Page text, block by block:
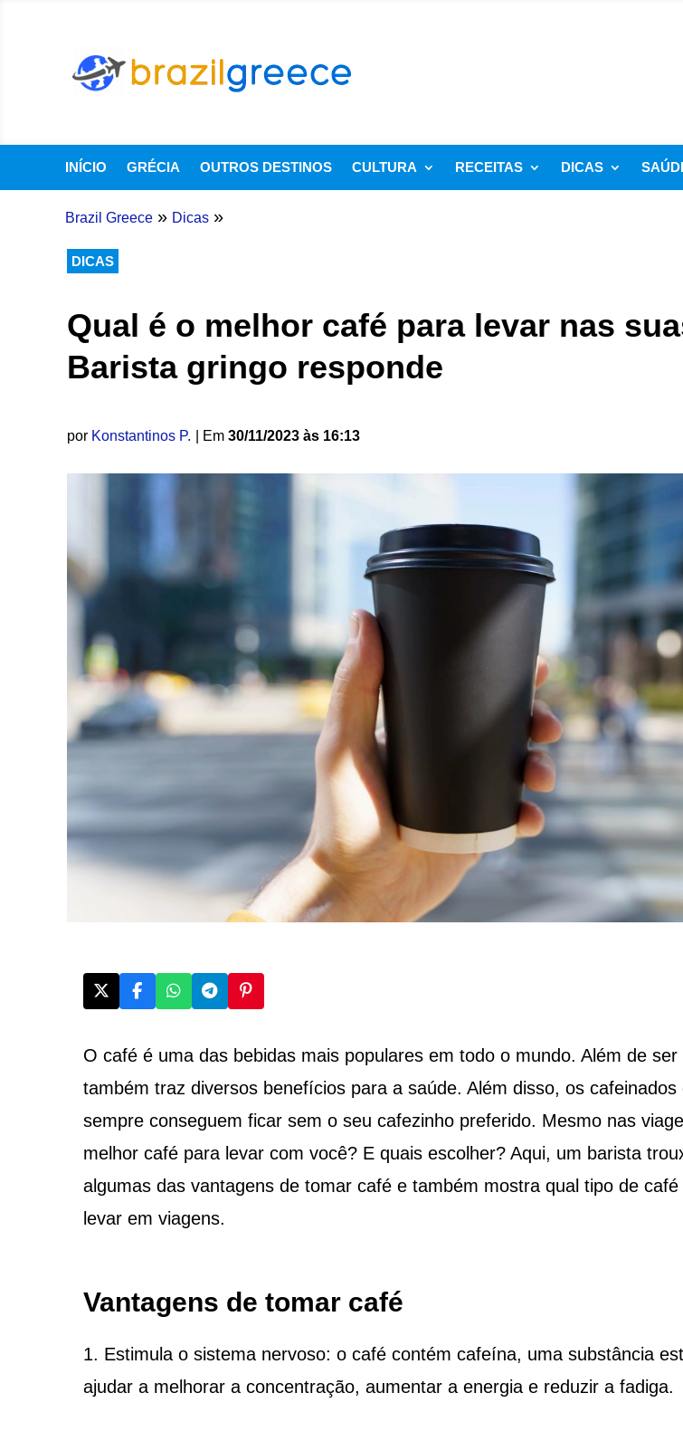
INÍCIO GRÉCIA OUTROS DESTINOS CULTURA RECEITAS DICAS
Brazil Greece » Dicas »
DICAS
Qual é o melhor café para levar nas
Barista gringo responde
por Konstantinos P. | Em 30/11/2023 às 16:13
O café é uma das bebidas mais populares em todo o mundo. Além de
também traz diversos benefícios para a saúde. Além disso, os cafeinados
sempre conseguem ficar sem o seu cafezinho preferido. Mesmo nas
melhor café para levar com você? E quais escolher? Aqui, um barista
algumas das vantagens de tomar café e também mostra qual tipo de
levar em viagens.
Vantagens de tomar café
1. Estimula o sistema nervoso: o café contém cafeína, uma substância
ajudar a melhorar a concentração, aumentar a energia e reduzir a fadiga.